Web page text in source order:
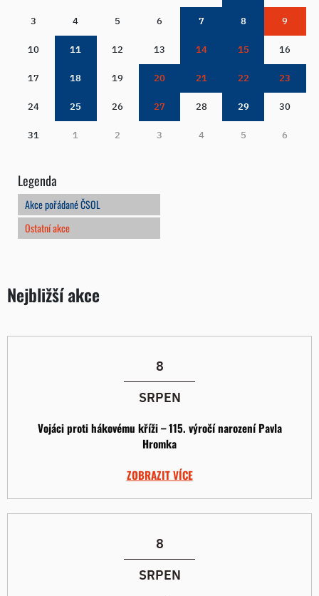
3 4 5 6 7 8 9
10 11 12 13 14 15 16
17 18 19 20 21 22 23
24 25 26 27 28 29 30
31 1 2 3 4 5 6
Legenda
Akce pořádané ČSOL
Ostatní akce
Nejbližší akce
8
SRPEN
Vojáci proti hákovému kříži – 115. výročí narození Pavla
Hromka
ZOBRAZIT VÍCE
8
SRPEN